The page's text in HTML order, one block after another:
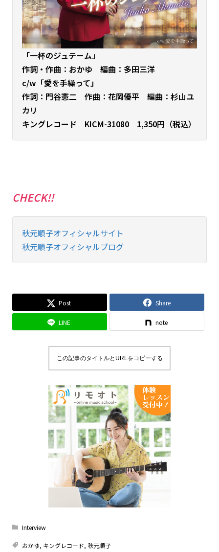
「一杯のジュテーム」
作詞・作曲：おかゆ 編曲：多田三洋
c/w「愛を手繰って」
作詞：門谷憲二 作曲：花岡優平 編曲：杉山ユ
カリ
キングレコード KICM-31080 1,350円（税込）
CHECK!!
秋元順子オフィシャルサイト
秋元順子オフィシャルブログ
Post Share
LINE note
この記事のタイトルとURLをコピーする
Interview
おかゆ, キングレコード, 秋元順子